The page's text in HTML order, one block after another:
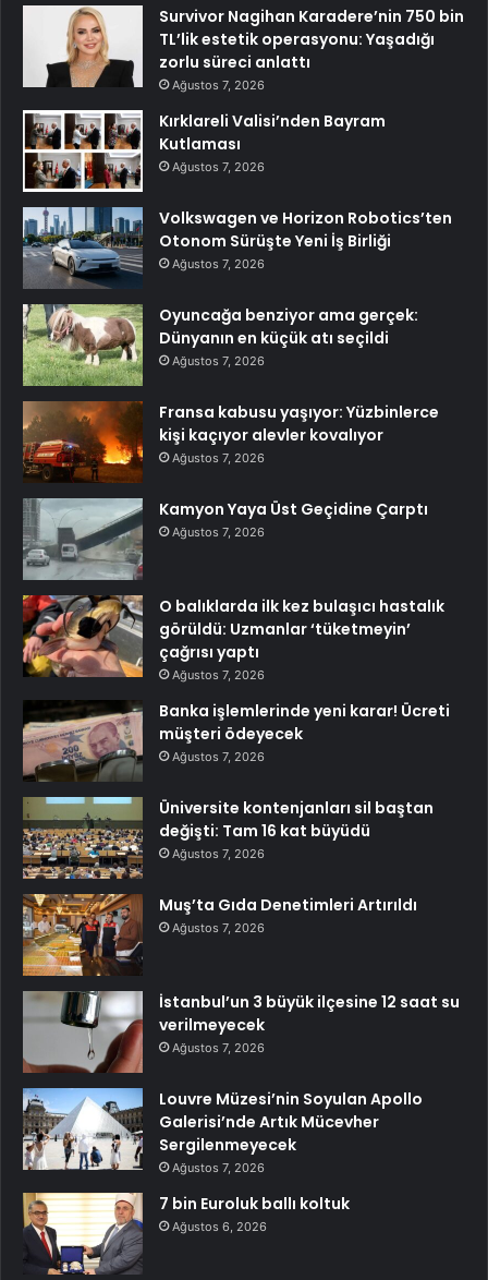
Survivor Nagihan Karadere’nin 750 bin
TL’lik estetik operasyonu: Yaşadığı
zorlu süreci anlattı
Ağustos 7, 2026
Kırklareli Valisi’nden Bayram
Kutlaması
Ağustos 7, 2026
Volkswagen ve Horizon Robotics’ten
Otonom Sürüşte Yeni İş Birliği
Ağustos 7, 2026
Oyuncağa benziyor ama gerçek:
Dünyanın en küçük atı seçildi
Ağustos 7, 2026
Fransa kabusu yaşıyor: Yüzbinlerce
kişi kaçıyor alevler kovalıyor
Ağustos 7, 2026
Kamyon Yaya Üst Geçidine Çarptı
Ağustos 7, 2026
O balıklarda ilk kez bulaşıcı hastalık
görüldü: Uzmanlar ‘tüketmeyin’
çağrısı yaptı
Ağustos 7, 2026
Banka işlemlerinde yeni karar! Ücreti
müşteri ödeyecek
Ağustos 7, 2026
Üniversite kontenjanları sil baştan
değişti: Tam 16 kat büyüdü
Ağustos 7, 2026
Muş’ta Gıda Denetimleri Artırıldı
Ağustos 7, 2026
İstanbul’un 3 büyük ilçesine 12 saat su
verilmeyecek
Ağustos 7, 2026
Louvre Müzesi’nin Soyulan Apollo
Galerisi’nde Artık Mücevher
Sergilenmeyecek
Ağustos 7, 2026
7 bin Euroluk ballı koltuk
Ağustos 6, 2026